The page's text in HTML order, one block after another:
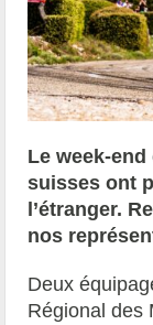
Le week-
suisses ont
l’étranger.
nos
Deux
Régional des